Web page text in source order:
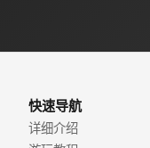
快速导航
详细介绍